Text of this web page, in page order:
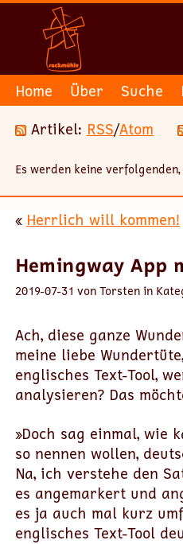
Home
Über Suche
Artikel: RSS/Atom
Es werden keine
« Herrlich will kommen!
Hemingway App
2019-07-31 von Torsten in
Ach, diese ganze
meine liebe
englisches Text-Tool,
analysieren? Das
»Doch sag einmal, wie
so nennen wollen,
Na, ich verstehe den
es angemarkert und
es ja auch mal kurz
englisches Text-Tool